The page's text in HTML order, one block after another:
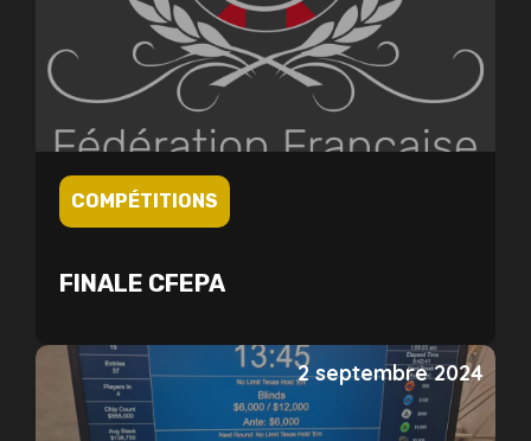
COMPÉTITIONS
FINALE CFEPA
2 septembre 2024